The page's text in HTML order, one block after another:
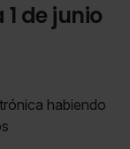
de junio
habiendo